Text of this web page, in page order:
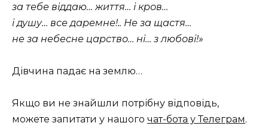
за тебе віддаю… життя… і кров…
і душу… все даремне!.. Не за щастя…
не за небесне царство… ні… з любові!»
Дівчина падає на землю…
Якщо ви не знайшли потрібну відповідь,
можете запитати у нашого чат-бота у Телеграм.